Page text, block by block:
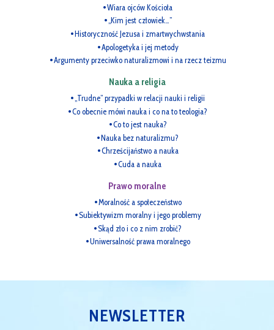
Wiara ojców Kościoła
„Kim jest człowiek…”
Historyczność Jezusa i zmartwychwstania
Apologetyka i jej metody
Argumenty przeciwko naturalizmowi i na rzecz teizmu
Nauka a religia
„Trudne” przypadki w relacji nauki i religii
Co obecnie mówi nauka i co na to teologia?
Co to jest nauka?
Nauka bez naturalizmu?
Chrześcijaństwo a nauka
Cuda a nauka
Prawo moralne
Moralność a społeczeństwo
Subiektywizm moralny i jego problemy
Skąd zło i co z nim zrobić?
Uniwersalność prawa moralnego
NEWSLETTER